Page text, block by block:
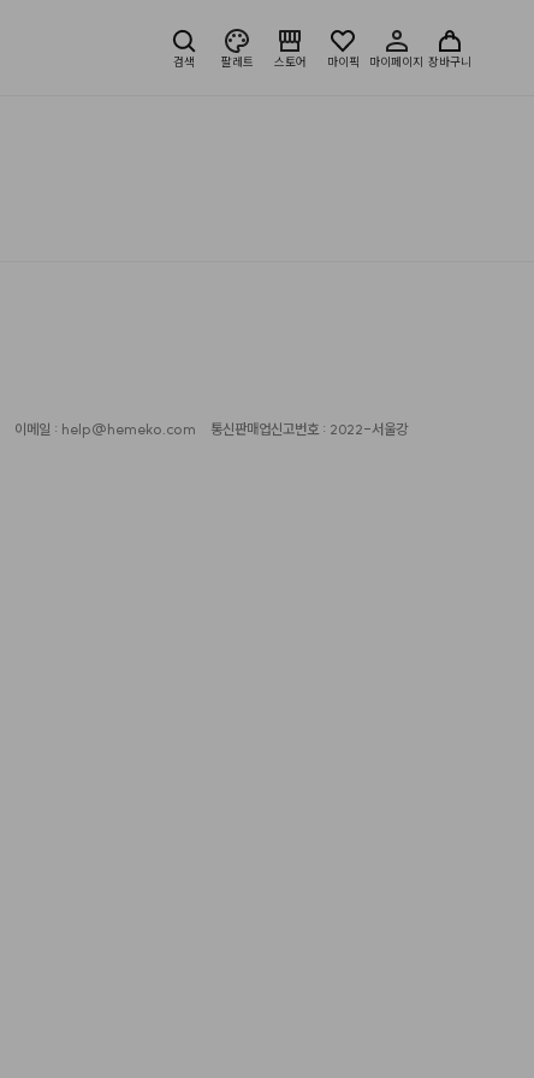
검색 팔레트 스토어 마이픽 마이페이지 장바구니
이메일 : help@hemeko.com
통신판매업신고번호 : 2022-서울강